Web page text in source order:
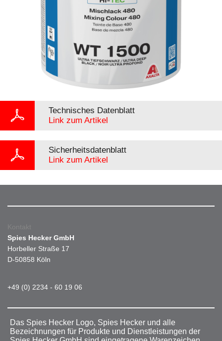
Technisches Datenblatt
Link zum Artikel
Sicherheitsdatenblatt
Link zum Artikel
Kontakt
Spies Hecker GmbH
Horbeller Straße 17
D-50858 Köln
+49 (0) 2234 - 60 19 06
Das Spies Hecker Logo, Spies Hecker und alle
Bezeichnungen für Produkte und Dienstleistungen der